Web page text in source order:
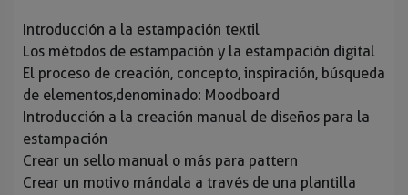
Introducción a la estampación textil
Los métodos de estampación y la estampación digital
El proceso de creación, concepto, inspiración, búsqueda
de elementos,denominado: Moodboard
Introducción a la creación manual de diseños para la
estampación
Crear un sello manual o más para pattern
Crear un motivo mándala a través de una plantilla